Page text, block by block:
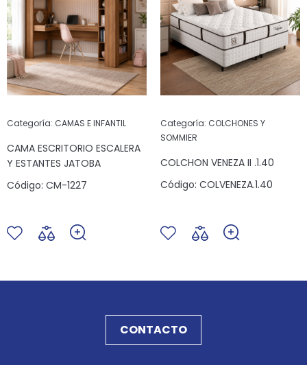
Categoría: CAMAS E INFANTIL
CAMA ESCRITORIO ESCALERA
Y ESTANTES JATOBA
Código: CM-1227
Categoría: COLCHONES Y
SOMMIER
COLCHON VENEZA II .1.40
Código: COLVENEZA.1.40
CONTACTO